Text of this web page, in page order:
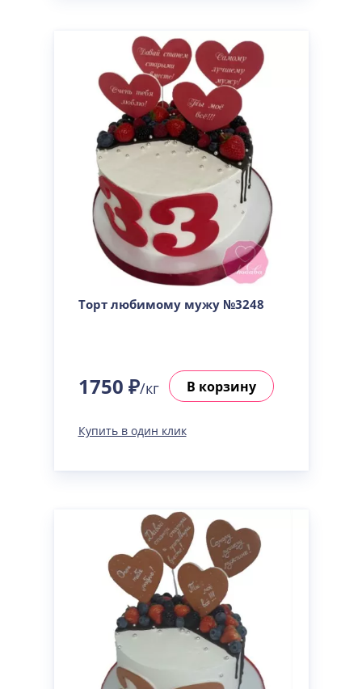
Торт любимому мужу №3248
1750 ₽/кг В корзину
Купить в один клик